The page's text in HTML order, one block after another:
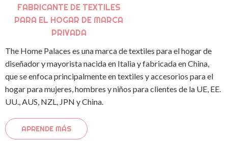
FABRICANTE DE TEXTILES
PARA EL HOGAR DE MARCA
PRIVADA
The Home Palaces es una marca de textiles para el hogar de
diseñador y mayorista nacida en Italia y fabricada en China,
que se enfoca principalmente en textiles y accesorios para el
hogar para mujeres, hombres y niños para clientes de la UE, EE.
UU., AUS, NZL, JPN y China.
APRENDE MÁS